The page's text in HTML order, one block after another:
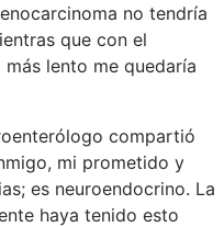
no tendría
que con el
lento me quedaría
compartió
mi prometido y
es neuroendocrino. La
haya tenido esto